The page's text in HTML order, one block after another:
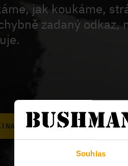
Souhlas
jak koukáme,
zadaný
NA ÚVODNÍ STRÁNKU